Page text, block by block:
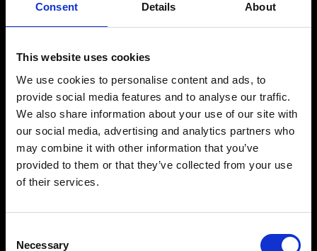
Consent Details About
This website uses cookies
We use cookies to personalise content and ads, to
provide social media features and to analyse our traffic.
We also share information about your use of our site with
our social media, advertising and analytics partners who
may combine it with other information that you’ve
provided to them or that they’ve collected from your use
of their services.
Selection
Necessary